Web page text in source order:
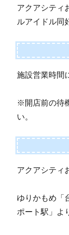
アクアシティ
ルアイドル同
施設営業時間
※開店前の待
い。
アクアシティ
ゆりかもめ「
ポート駅」よ